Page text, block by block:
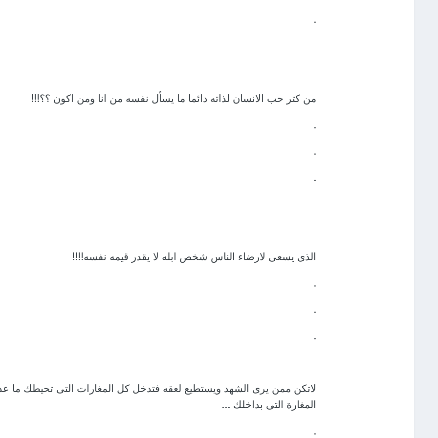
.
من كتر حب الانسان لذاته دائما ما يسأل نفسه من انا ومن اكون ؟؟!!!
.
.
.
الذى يسعى لارضاء الناس شخص ابله لا يقدر قيمه نفسه!!!!
.
.
.
لاتكن ممن يرى الشهد ويستطيع لعقه فتدخل كل المغارات التى تحيطك ما
المغارة التى بداخلك ...
.